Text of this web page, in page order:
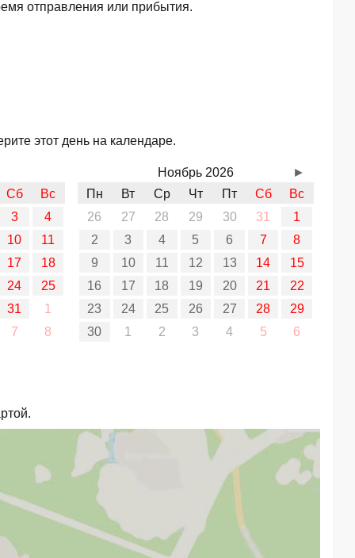
отправления или прибытия.
этот день на календаре.
Сб
Вс
3
4
10
11
17
18
24
25
31
1
7
8
Ноябрь 2026
Пн
Вт Ср Чт Пт Сб
Вс
26
27 28 29 30 31
1
2
3 4 5 6 7
8
9
10 11 12 13 14
15
16
17 18 19 20 21
22
23
24 25 26 27 28
29
30
1 2 3 4 5 6
►